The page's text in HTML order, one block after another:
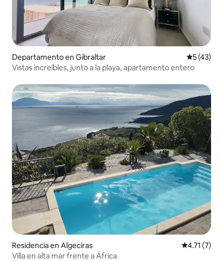
Departamento en Gibraltar
5 (43)
Vistas increíbles, junto a la playa, apartamento entero
Residencia en Algeciras Calificación
4.71 (7)
Villa en alta mar frente a África